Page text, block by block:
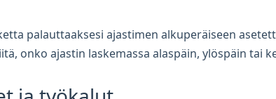
palauttaaksesi ajastimen alkuperäiseen
onko ajastin laskemassa alaspäin, ylöspäin tai